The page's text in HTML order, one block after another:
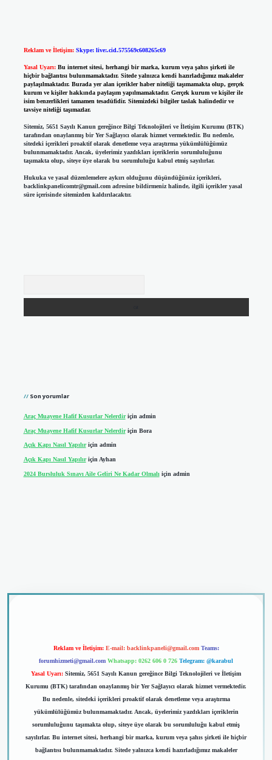
Reklam ve İletişim: Skype: live:.cid.575569c608265c69
Yasal Uyarı: Bu internet sitesi, herhangi bir marka, kurum veya şahıs şirketi ile
hiçbir bağlantısı bulunmamaktadır. Sitede yalnızca kendi hazırladığımız makaleler
paylaşılmaktadır. Burada yer alan içerikler haber niteliği taşımamakta olup, gerçek
kurum ve kişiler hakkında paylaşım yapılmamaktadır. Gerçek kurum ve kişiler ile
isim benzerlikleri tamamen tesadüfidir. Sitemizdeki bilgiler taslak halindedir ve
tavsiye niteliği taşımazlar.
Sitemiz, 5651 Sayılı Kanun gereğince Bilgi Teknolojileri ve İletişim Kurumu (BTK)
tarafından onaylanmış bir Yer Sağlayıcı olarak hizmet vermektedir. Bu nedenle,
sitedeki içerikleri proaktif olarak denetleme veya araştırma yükümlülüğümüz
bulunmamaktadır. Ancak, üyelerimiz yazdıkları içeriklerin sorumluluğunu
taşımakta olup, siteye üye olarak bu sorumluluğu kabul etmiş sayılırlar.
Hukuka ve yasal düzenlemelere aykırı olduğunu düşündüğünüz içerikleri,
backlinkpanelicomtr@gmail.comadresine bildirmeniz halinde, ilgili içerikler yasal
süre içerisinde sitemizden kaldırılacaktır.
Son yorumlar
Araç Muayene Hafif Kusurlar Nelerdiriçin admin
Araç Muayene Hafif Kusurlar Nelerdiriçin Bora
Açık Kapı Nasıl Yapılıriçin admin
Açık Kapı Nasıl Yapılıriçin Ayhan
2024 Bursluluk Sınavı Aile Geliri Ne Kadar Olmalıiçin admin
Reklam ve İletişim: E-mail: backlinkpaneli@gmail.com Teams:
forumhizmeti@gmail.com Whatsapp: 0262 606 0 726 Telegram: @karabul
Yasal Uyarı: Sitemiz, 5651 Sayılı Kanun gereğince Bilgi Teknolojileri ve İletişim
Kurumu (BTK) tarafından onaylanmış bir Yer Sağlayıcı olarak hizmet vermektedir.
Bu nedenle, sitedeki içerikleri proaktif olarak denetleme veya araştırma
yükümlülüğümüz bulunmamaktadır. Ancak, üyelerimiz yazdıkları içeriklerin
sorumluluğunu taşımakta olup, siteye üye olarak bu sorumluluğu kabul etmiş
sayılırlar. Bu internet sitesi, herhangi bir marka, kurum veya şahıs şirketi ile hiçbir
bağlantısı bulunmamaktadır. Sitede yalnızca kendi hazırladığımız makaleler